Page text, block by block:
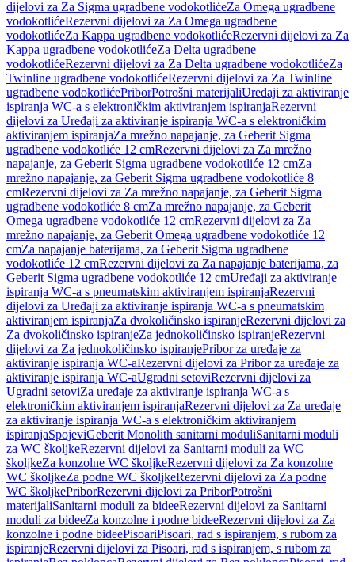
dijelovi za Za Sigma ugradbene vodokotlićeZa Omega ugradbene
vodokotlićeRezervni dijelovi za Za Omega ugradbene
vodokotlićeZa Kappa ugradbene vodokotlićeRezervni dijelovi za Za
Kappa ugradbene vodokotlićeZa Delta ugradbene
vodokotlićeRezervni dijelovi za Za Delta ugradbene vodokotlićeZa
Twinline ugradbene vodokotlićeRezervni dijelovi za Za Twinline
ugradbene vodokotlićePriborPotrošni materijaliUređaji za aktiviranje
ispiranja WC-a s elektroničkim aktiviranjem ispiranjaRezervni
dijelovi za Uređaji za aktiviranje ispiranja WC-a s elektroničkim
aktiviranjem ispiranjaZa mrežno napajanje, za Geberit Sigma
ugradbene vodokotliće 12 cmRezervni dijelovi za Za mrežno
napajanje, za Geberit Sigma ugradbene vodokotliće 12 cmZa
mrežno napajanje, za Geberit Sigma ugradbene vodokotliće 8
cmRezervni dijelovi za Za mrežno napajanje, za Geberit Sigma
ugradbene vodokotliće 8 cmZa mrežno napajanje, za Geberit
Omega ugradbene vodokotliće 12 cmRezervni dijelovi za Za
mrežno napajanje, za Geberit Omega ugradbene vodokotliće 12
cmZa napajanje baterijama, za Geberit Sigma ugradbene
vodokotliće 12 cmRezervni dijelovi za Za napajanje baterijama, za
Geberit Sigma ugradbene vodokotliće 12 cmUređaji za aktiviranje
ispiranja WC-a s pneumatskim aktiviranjem ispiranjaRezervni
dijelovi za Uređaji za aktiviranje ispiranja WC-a s pneumatskim
aktiviranjem ispiranjaZa dvokoličinsko ispiranjeRezervni dijelovi za
Za dvokoličinsko ispiranjeZa jednokoličinsko ispiranjeRezervni
dijelovi za Za jednokoličinsko ispiranjePribor za uređaje za
aktiviranje ispiranja WC-aRezervni dijelovi za Pribor za uređaje za
aktiviranje ispiranja WC-aUgradni setoviRezervni dijelovi za
Ugradni setoviZa uređaje za aktiviranje ispiranja WC-a s
elektroničkim aktiviranjem ispiranjaRezervni dijelovi za Za uređaje
za aktiviranje ispiranja WC-a s elektroničkim aktiviranjem
ispiranjaSpojeviGeberit Monolith sanitarni moduliSanitarni moduli
za WC školjkeRezervni dijelovi za Sanitarni moduli za WC
školjkeZa konzolne WC školjkeRezervni dijelovi za Za konzolne
WC školjkeZa podne WC školjkeRezervni dijelovi za Za podne
WC školjkePriborRezervni dijelovi za PriborPotrošni
materijaliSanitarni moduli za bideeRezervni dijelovi za Sanitarni
moduli za bideeZa konzolne i podne bideeRezervni dijelovi za Za
konzolne i podne bideePisoariPisoari, rad s ispiranjem, s rubom za
ispiranjeRezervni dijelovi za Pisoari, rad s ispiranjem, s rubom za